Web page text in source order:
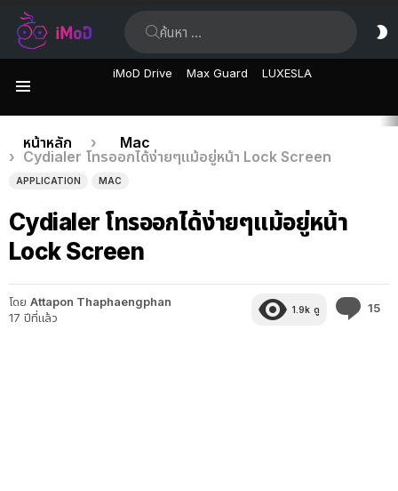
iMoD Drive Max Guard LUXESLA
เรื่อง
ล่าสุด
คุณอยู่ที่นี่:
หน้าหลัก
Mac
Cydialer โทรออกได้ง่ายๆแม้อยู่หน้า Lock Screen
APPLICATION MAC
Cydialer โทรออกได้ง่ายๆแม้อยู่หน้า
Lock Screen
โดย Attapon Thaphaengphan
17 ปีที่แล้ว
1.9k ดู 15